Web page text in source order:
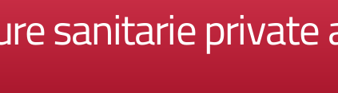
sanitarie private